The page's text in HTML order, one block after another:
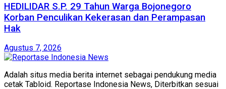
HEDILIDAR S.P. 29 Tahun Warga Bojonegoro
Korban Penculikan Kekerasan dan Perampasan
Hak
Agustus 7, 2026
Adalah situs media berita internet sebagai pendukung media
cetak Tabloid. Reportase Indonesia News, Diterbitkan sesuai